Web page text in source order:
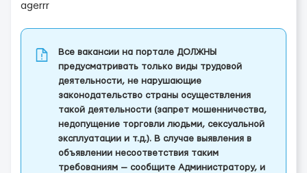
agerrr
Все вакансии на портале ДОЛЖНЫ
предусматривать только виды трудовой
деятельности, не нарушающие
законодательство страны осуществления
такой деятельности (запрет мошенничества,
недопущение торговли людьми, сексуальной
эксплуатации и т.д.). В случае выявления в
объявлении несоответствия таким
требованиям — сообщите Администратору, и